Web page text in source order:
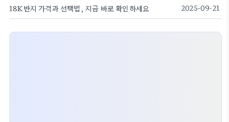
18K반지 가격과 선택법, 지금 바로 확인하세요 2025-09-21